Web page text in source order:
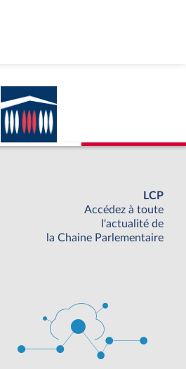
LCP
Accédez à toute
l'actualité de
la Chaine Parlementaire